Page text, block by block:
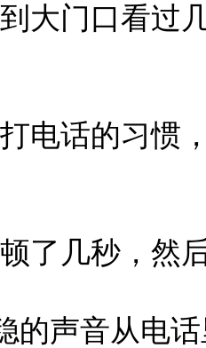
大门口看过
电话的习惯
了几秒，然
的声音从电